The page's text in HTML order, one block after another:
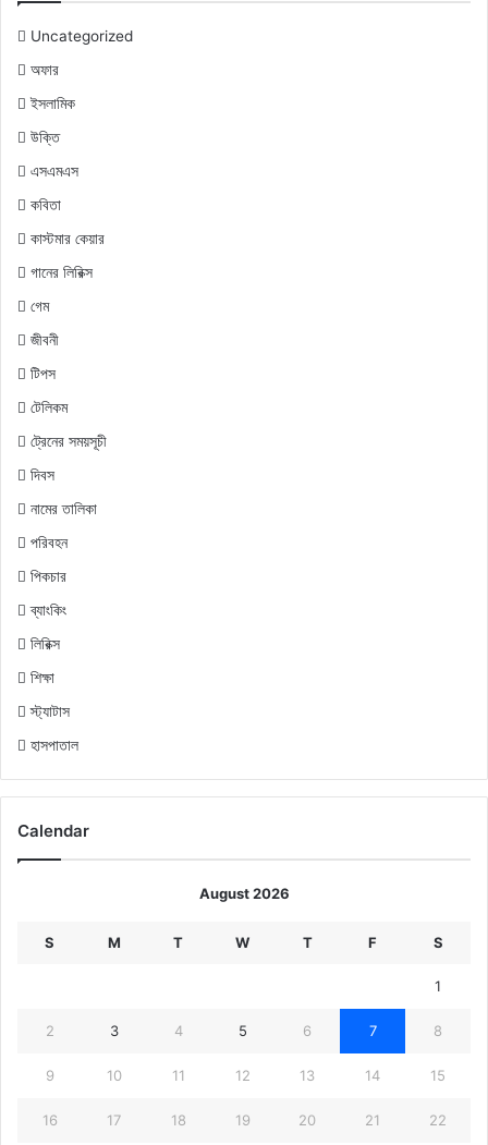
Uncategorized
অফার
ইসলামিক
উক্তি
এসএমএস
কবিতা
কাস্টমার কেয়ার
গানের লিরিক্স
গেম
জীবনী
টিপস
টেলিকম
ট্রেনের সময়সূচী
দিবস
নামের তালিকা
পরিবহন
পিকচার
ব্যাংকিং
লিরিক্স
শিক্ষা
স্ট্যাটাস
হাসপাতাল
Calendar
August 2026
S M T W T F S
1
2 3 4 5 6 7 8
9 10 11 12 13 14 15
16 17 18 19 20 21 22